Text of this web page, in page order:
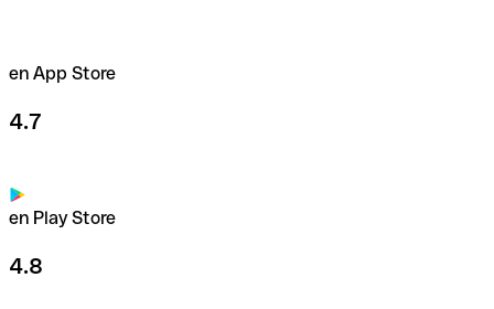
en App Store
4.7
en Play Store
4.8